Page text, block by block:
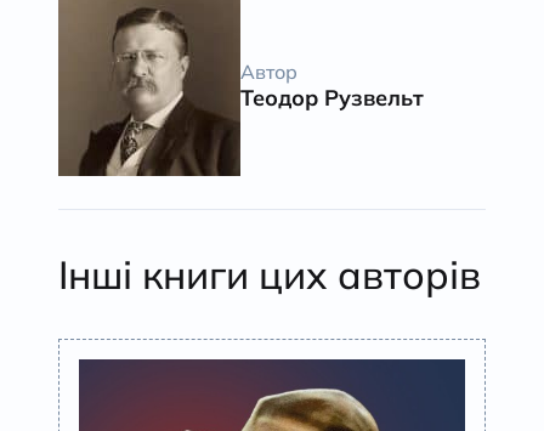
Автор
Теодор Рузвельт
Інші книги цих авторів